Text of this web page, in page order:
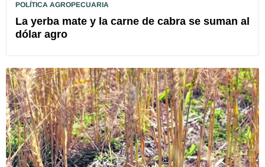
POLÍTICA AGROPECUARIA
La yerba mate y la carne de cabra se suman al
dólar agro